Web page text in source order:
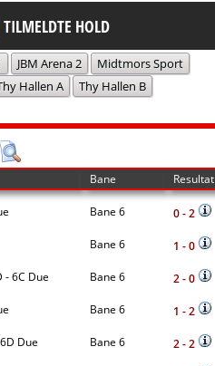
TILMELDTE HOLD
JBM Arena 2
Midtmors Sport
Hallen A Thy Hallen B
Bane Resultat
Bane 6
0 - 2
Bane 6
1 - 0
- 6C Due Bane 6
2 - 0
Bane 6
1 - 2
Due Bane 6
2 - 2